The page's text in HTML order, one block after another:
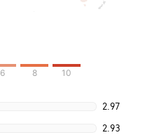
6 8 10
2.97
2.93